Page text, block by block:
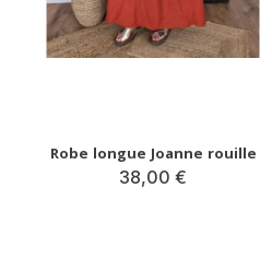
Robe longue Joanne rouille
38,00 €